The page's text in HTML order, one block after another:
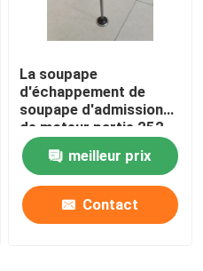
La soupape
d'échappement de
soupape d'admission
de moteur partie 252-
7802 224-3030
adaptée aux besoins du
client
meilleur prix
Contact